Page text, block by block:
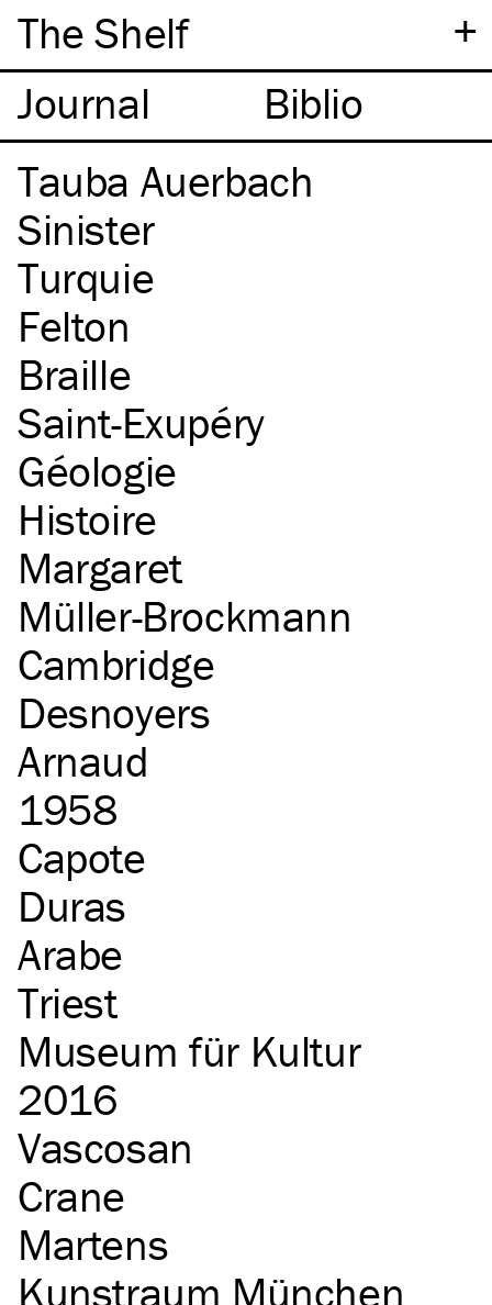
+
The Shelf
Tauba Auerbach
Sinister
Turquie
Felton
Braille
Saint-Exupéry
Géologie
Histoire
Margaret
Müller-Brockmann
Cambridge
Desnoyers
Arnaud
1958
Capote
Duras
Arabe
Triest
Museum für Kultur
2016
Vascosan
Crane
Martens
Kunstraum München